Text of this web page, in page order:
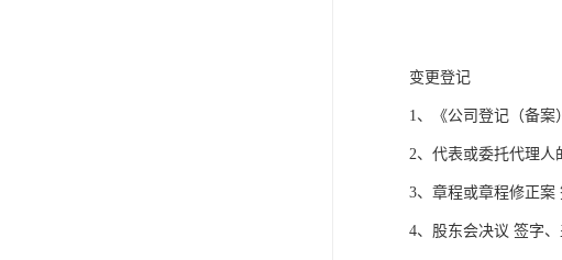
变更登记
1、《公司登记（备案
2、代表或委托代理人
3、章程或章程修正案
4、股东会决议 签字、